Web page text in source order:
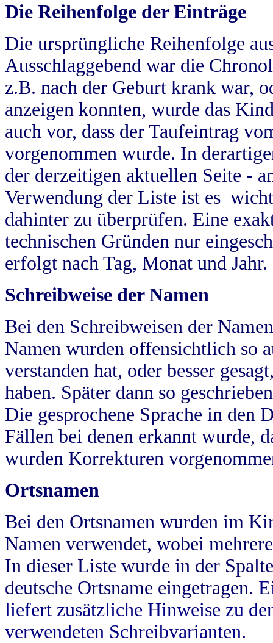
Die Reihenfolge der Einträge
Die ursprüngliche Reihenfolge
Ausschlaggebend war die
z.B. nach der Geburt krank war,
anzeigen konnten, wurde das
auch vor, dass der Taufeintrag
vorgenommen wurde. In
der derzeitigen aktuellen Seite -
Verwendung der Liste ist es
dahinter zu überprüfen. Eine
technischen Gründen nur
erfolgt nach Tag, Monat und Jahr.
Schreibweise der Namen
Bei den Schreibweisen der
Namen wurden offensichtlich so
verstanden hat, oder besser
haben. Später dann so
Die gesprochene Sprache in
Fällen bei denen erkannt wurde,
wurden Korrekturen
Ortsnamen
Bei den Ortsnamen wurden im
Namen verwendet, wobei
In dieser Liste wurde in der
deutsche Ortsname eingetragen.
liefert zusätzliche Hinweise zu
verwendeten Schreibvarianten.